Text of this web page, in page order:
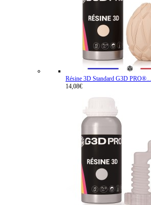
Résine 3D Standard G3D PRO®...
14,08€